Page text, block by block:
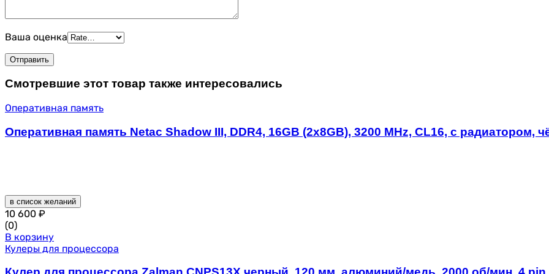
Ваша оценка
Смотревшие этот товар также интересовались
Оперативная память
Оперативная память Netac Shadow III, DDR4, 16GB (2x8GB), 3200 MHz, CL16, с радиатором,
в список желаний
10 600 ₽
(0)
В корзину
Кулеры для процессора